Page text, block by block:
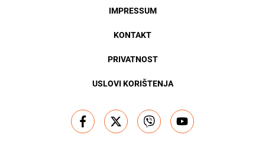
IMPRESSUM
KONTAKT
PRIVATNOST
USLOVI KORIŠTENJA